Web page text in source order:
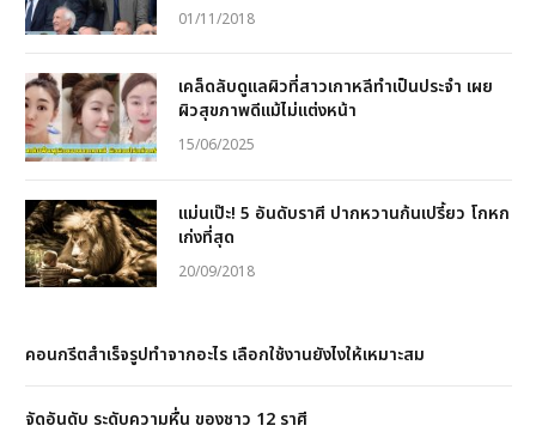
01/11/2018
เคล็ดลับดูแลผิวที่สาวเกาหลีทำเป็นประจำ เผย
ผิวสุขภาพดีแม้ไม่แต่งหน้า
15/06/2025
แม่นเป๊ะ! 5 อันดับราศี ปากหวานก้นเปรี้ยว โกหก
เก่งที่สุด
20/09/2018
คอนกรีตสำเร็จรูปทำจากอะไร เลือกใช้งานยังไงให้เหมาะสม
จัดอันดับ ระดับความหื่น ของชาว 12 ราศี